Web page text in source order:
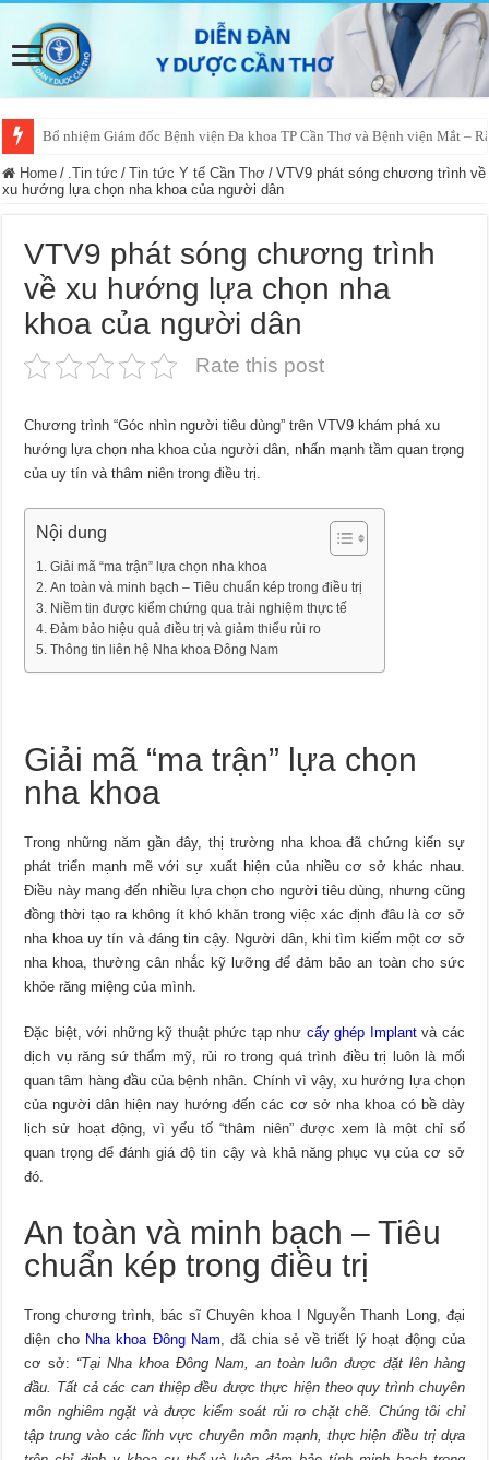
Bổ nhiệm Giám đốc Bệnh viện Đa khoa TP Cần Thơ và Bệnh viện Mắt –
Hành trình khám sức khỏe cộng đồng cùng Phương Châu Sóc Trăng tại
Home / .Tin tức / Tin tức Y tế Cần Thơ / VTV9 phát sóng chương trình về
xu hướng lựa chọn nha khoa của người dân
VTV9 phát sóng chương trình
về xu hướng lựa chọn nha
khoa của người dân
Rate this post
Chương trình “Góc nhìn người tiêu dùng” trên VTV9 khám phá xu
hướng lựa chọn nha khoa của người dân, nhấn mạnh tầm quan trọng
của uy tín và thâm niên trong điều trị.
Nội dung
Giải mã “ma trận” lựa chọn nha khoa
An toàn và minh bạch – Tiêu chuẩn kép trong điều trị
Niềm tin được kiểm chứng qua trải nghiệm thực tế
Đảm bảo hiệu quả điều trị và giảm thiểu rủi ro
Thông tin liên hệ Nha khoa Đông Nam
Giải mã “ma trận” lựa chọn
nha khoa
Trong những năm gần đây, thị trường nha khoa đã chứng kiến sự
phát triển mạnh mẽ với sự xuất hiện của nhiều cơ sở khác nhau.
Điều này mang đến nhiều lựa chọn cho người tiêu dùng, nhưng cũng
đồng thời tạo ra không ít khó khăn trong việc xác định đâu là cơ sở
nha khoa uy tín và đáng tin cậy. Người dân, khi tìm kiếm một cơ sở
nha khoa, thường cân nhắc kỹ lưỡng để đảm bảo an toàn cho sức
khỏe răng miệng của mình.
Đặc biệt, với những kỹ thuật phức tạp như cấy ghép Implantvà các
dịch vụ răng sứ thẩm mỹ, rủi ro trong quá trình điều trị luôn là mối
quan tâm hàng đầu của bệnh nhân. Chính vì vậy, xu hướng lựa chọn
của người dân hiện nay hướng đến các cơ sở nha khoa có bề dày
lịch sử hoạt động, vì yếu tố “thâm niên” được xem là một chỉ số
quan trọng để đánh giá độ tin cậy và khả năng phục vụ của cơ sở
đó.
An toàn và minh bạch – Tiêu
chuẩn kép trong điều trị
Trong chương trình, bác sĩ Chuyên khoa I Nguyễn Thanh Long, đại
diện cho Nha khoa Đông Nam , đã chia sẻ về triết lý hoạt động của
cơ sở: “Tại Nha khoa Đông Nam, an toàn luôn được đặt lên hàng
đầu. Tất cả các can thiệp đều được thực hiện theo quy trình chuyên
môn nghiêm ngặt và được kiểm soát rủi ro chặt chẽ. Chúng tôi chỉ
tập trung vào các lĩnh vực chuyên môn mạnh, thực hiện điều trị dựa